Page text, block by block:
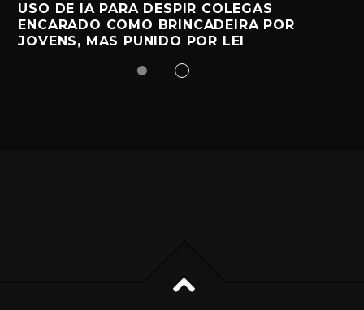
USO DE IA PARA DESPIR COLEGAS
ENCARADO COMO BRINCADEIRA POR
JOVENS, MAS PUNIDO POR LEI